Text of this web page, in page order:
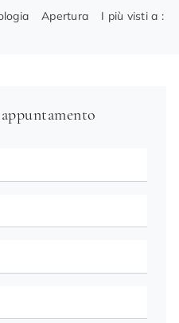
Apertura I più visti a :